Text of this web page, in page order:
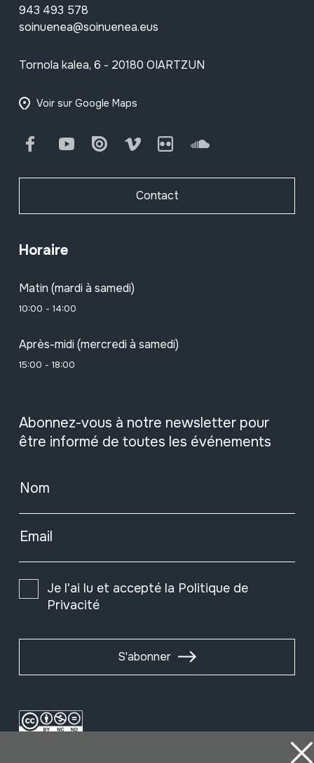
943 493 578
soinuenea@soinuenea.eus
Tornola kalea, 6 - 20180 OIARTZUN
Voir sur Google Maps
FacebookYoutube Issuu Vimeo Flickr SoundCloud
Contact
Horaire
Matin (mardi à samedi)
10:00 - 14:00
Après-midi (mercredi à samedi)
15:00 - 18:00
Abonnez-vous à notre newsletter pour
être informé de toutes les événements
Nom
Email
Je l'ai lu et accepté la Politique de
Privacité
S'abonner